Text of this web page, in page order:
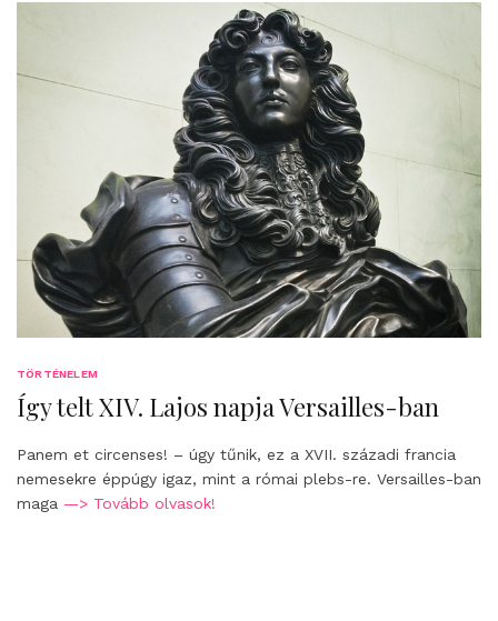
TÖRTÉNELEM
Így telt XIV. Lajos napja Versailles-ban
Panem et circenses! – úgy tűnik, ez a XVII. századi francia
nemesekre éppúgy igaz, mint a római plebs-re. Versailles-ban
maga —> Tovább olvasok!